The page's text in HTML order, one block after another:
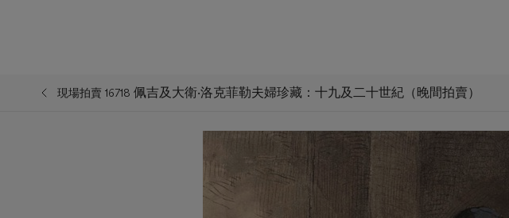
現場拍賣 16718 佩吉及大衛‧洛克菲勒夫婦珍藏：十九及二十世紀（晚間拍賣）